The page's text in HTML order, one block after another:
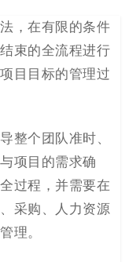
，在有限的条件
束的全流程进行
目目标的管理过
整个团队准时、
项目的需求确
过程，并需要在
采购、人力资源
理。